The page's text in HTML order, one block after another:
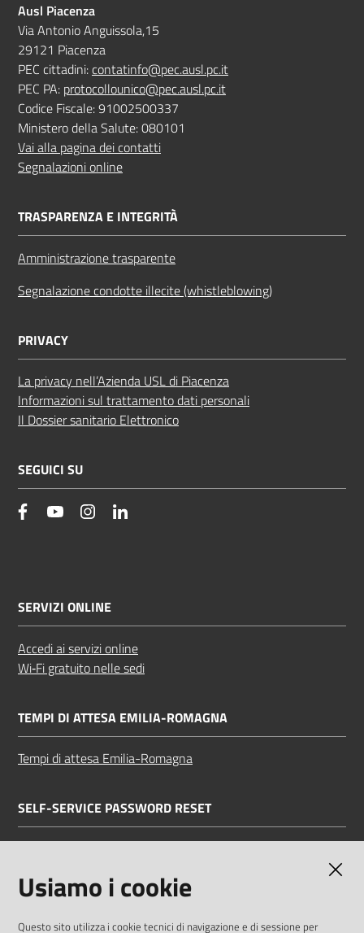
Ausl Piacenza
Via Antonio Anguissola,15
29121 Piacenza
PEC cittadini:contatinfo@pec.ausl.pc.it
PEC PA: protocollounico@pec.ausl.pc.it
Codice Fiscale: 91002500337
Ministero della Salute: 080101
Vai alla pagina dei contatti
Segnalazioni online
TRASPARENZA E INTEGRITÀ
Amministrazione trasparente
Segnalazione condotte illecite (whistleblowing)
PRIVACY
La privacy nell’Azienda USL di Piacenza
Informazioni sul trattamento dati personali
Il Dossier sanitario Elettronico
SEGUICI SU
facebookYouTube Instagram
SERVIZI ONLINE
Accedi ai servizi online
Wi‑Fi gratuito nelle sedi
TEMPI DI ATTESA EMILIA-ROMAGNA
Tempi di attesa Emilia-Romagna
SELF-SERVICE PASSWORD RESET
Usiamo i cookie
Questo sito utilizza i cookie tecnici di navigazione e di sessione per